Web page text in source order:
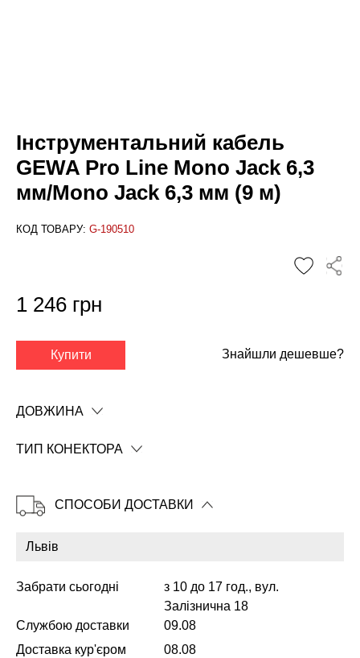
Інструментальний кабель
GEWA Pro Line Mono Jack 6,3
мм/Mono Jack 6,3 мм (9 м)
КОД ТОВАРУ: G-190510
Копіювати
1 246 грн
Купити Знайшли дешевше?
ДОВЖИНА
ТИП КОНЕКТОРА
СПОСОБИ ДОСТАВКИ
Забрати сьогодні
з 10 до 17 год., вул.
Залізнична 18
Службою доставки
09.08
Доставка кур'єром
08.08